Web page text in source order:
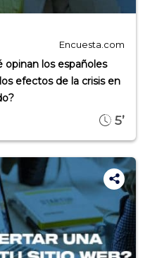
Encuesta.com
opinan los españoles
efectos de la crisis en
5’